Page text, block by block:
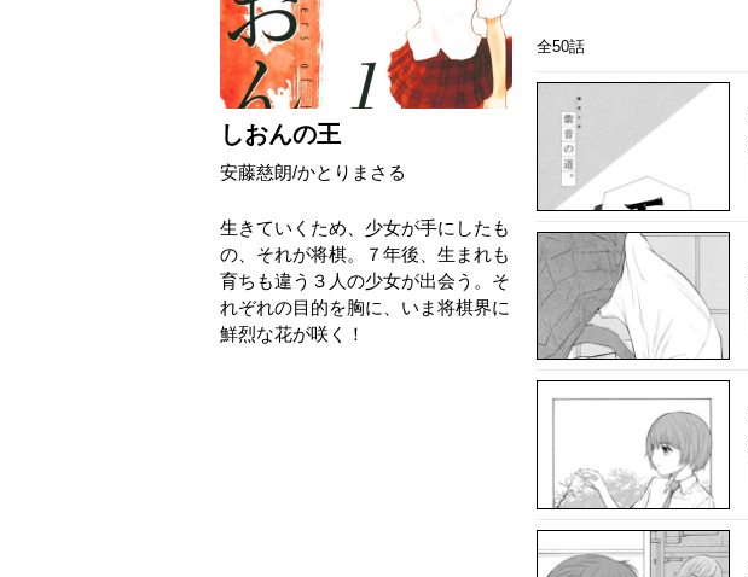
しおんの王
安藤慈朗/かとりまさる
生きていくため、少女が手にしたも
の、それが将棋。７年後、生まれも
育ちも違う３人の少女が出会う。そ
れぞれの目的を胸に、いま将棋界に
鮮烈な花が咲く！
全50話